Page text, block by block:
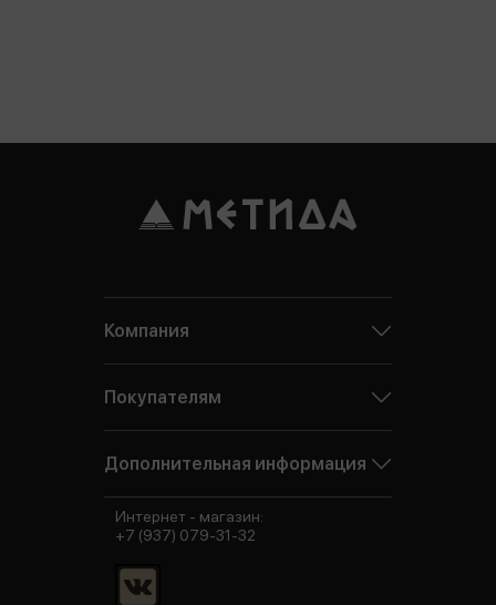
Компания
Покупателям
Дополнительная информация
Интернет - магазин:
+7 (937) 079-31-32